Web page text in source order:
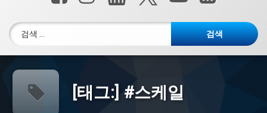
[태그:] #스케일